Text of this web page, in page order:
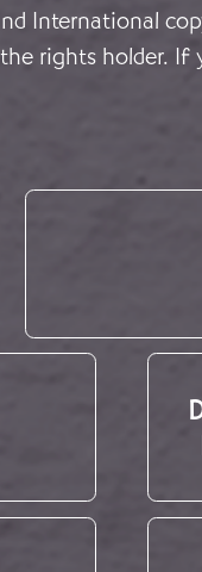
International
rights holder.